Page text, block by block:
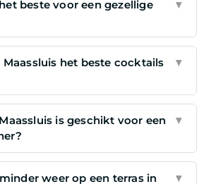
beste voor een gezellige
▼
het beste cocktails
▼
is geschikt voor een
▼
weer op een terras in
▼